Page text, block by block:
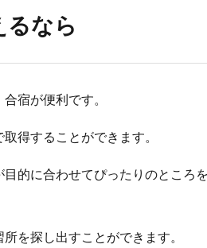
るなら
宿が便利です。
得することができます。
的に合わせてぴったりのところ
を探し出すことができます。